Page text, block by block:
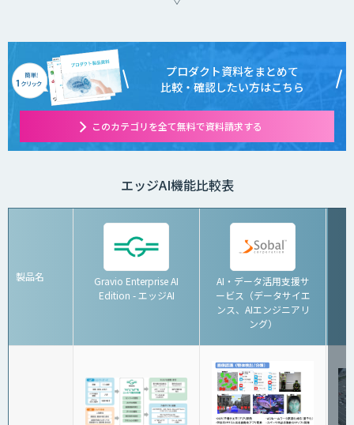
プロダクト資料をまとめて
比較・確認したい方はこちら
このカテゴリを全て無料で資料請求する
エッジAI機能比較表
製品名
Gravio Enterprise AI
Edition - エッジAI
AI・データ活用支援サ
ービス（データサイエ
ンス、AIエンジニアリ
ング）